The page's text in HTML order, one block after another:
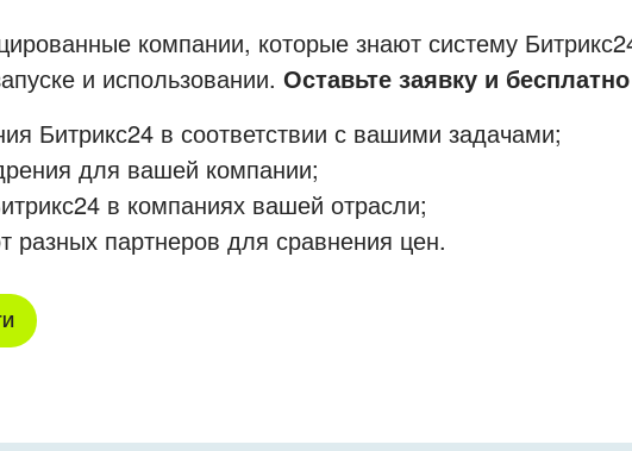
компании, которые знают систему
и использовании. Оставьте заявку и
Битрикс24 в соответствии с вашими задачами;
для вашей компании;
в компаниях вашей отрасли;
разных партнеров для сравнения цен.